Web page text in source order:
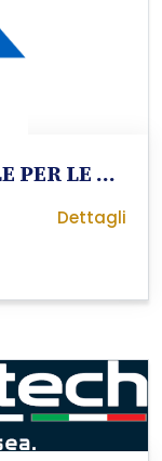
ENEA - AGENZIA NAZIONALE PER LE NUOVE TECNOLOGIE L'ENERGIA E LO SVILUPPO ECONOMICO SOSTENIBILE
Dettagli